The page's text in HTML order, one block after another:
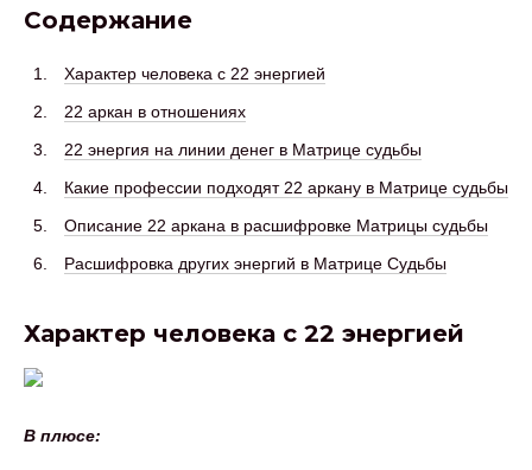
Содержание
Характер человека с 22 энергией
22 аркан в отношениях
22 энергия на линии денег в Матрице судьбы
Какие профессии подходят 22 аркану в Матрице судьбы
Описание 22 аркана в расшифровке Матрицы судьбы
Расшифровка других энергий в Матрице Судьбы
Характер человека с 22 энергией
В плюсе: